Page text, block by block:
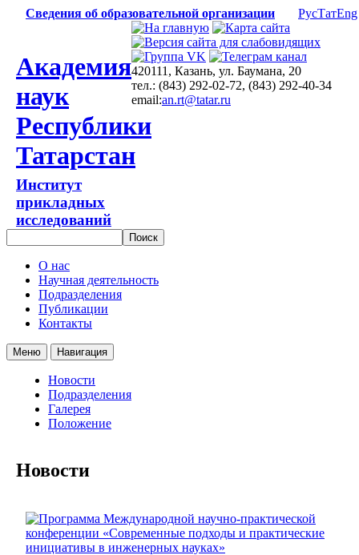
Сведения об образовательной организации РусТатEng
Академия
наук
Республики
Татарстан
Институт
прикладных
исследований
420111, Казань, ул. Баумана, 20
тел.: (843) 292-02-72, (843) 292-40-34
email:an.rt@tatar.ru
О нас
Научная деятельность
Подразделения
Публикации
Контакты
Меню Навигация
Новости
Подразделения
Галерея
Положение
Новости